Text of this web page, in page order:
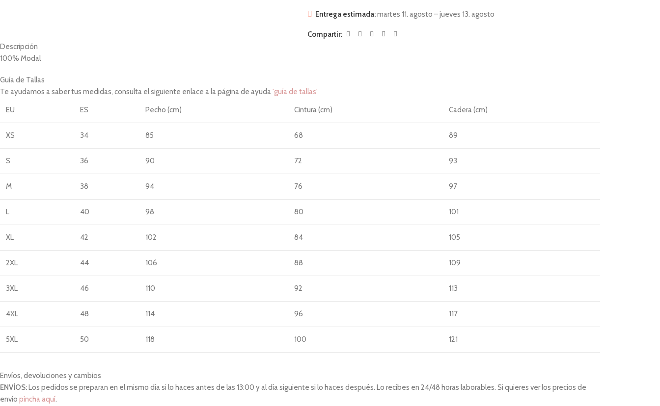
Entrega estimada:martes 11. agosto – jueves 13. agosto
Compartir:
Descripción
100% Modal
Guía de Tallas
Te ayudamos a saber tus medidas, consulta el siguiente enlace a la página de ayuda'guía de tallas'
EU ES Pecho (cm) Cintura (cm) Cadera (cm)
XS 34 85 68 89
S 36 90 72 93
M 38 94 76 97
L 40 98 80 101
XL 42 102 84 105
2XL 44 106 88 109
3XL 46 110 92 113
4XL 48 114 96 117
5XL 50 118 100 121
Envíos, devoluciones y cambios
ENVÍOS:Los pedidos se preparan en el mismo día si lo haces antes de las 13:00 y al día siguiente si lo haces después. Lo recibes en 24/48 horas laborables. Si quieres ver los precios de
envío pincha aquí.